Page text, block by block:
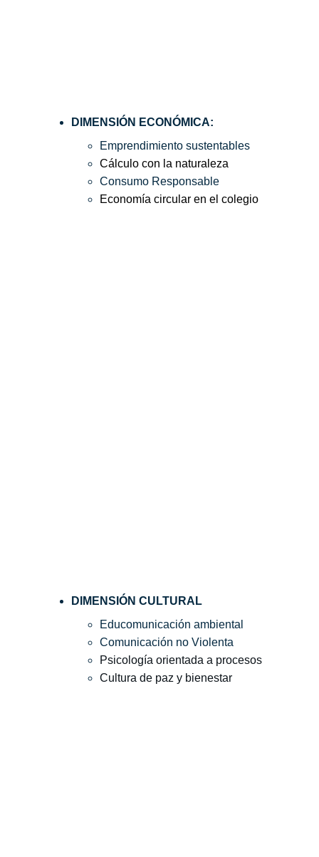
DIMENSIÓN CULTURAL
Educomunicación ambiental
Comunicación no Violenta
Psicología orientada a procesos
Cultura de paz y bienestar
DIMENSIÓN ECONÓMICA:
Emprendimiento sustentables
Cálculo con la naturaleza
Consumo Responsable
Economía circular en el colegio